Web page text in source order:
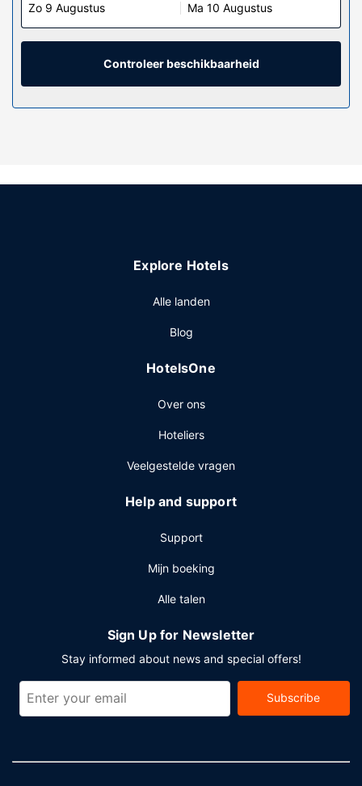
kijkplezier. De privébadkamers met een douche hebben
gratis toiletartikelen en bidets.
Ter plaatse heb je gratis parkeerplaatsen.
Zo 9 Augustus Ma 10 Augustus
Controleer beschikbaarheid
Explore Hotels
Alle landen
Blog
HotelsOne
Over ons
Hoteliers
Veelgestelde vragen
Help and support
Support
Mijn boeking
Alle talen
Sign Up for Newsletter
Stay informed about news and special offers!
Subscribe